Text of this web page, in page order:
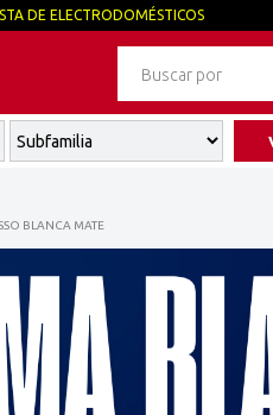
BLANCA MATE
DE ELECTRODOMÉSTICOS